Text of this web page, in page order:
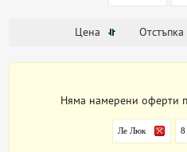
Цена Отстъпка
Няма намерени оферти
Ле Люк 8